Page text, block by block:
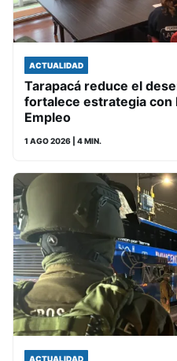
ACTUALIDAD
Tarapacá reduce el
fortalece estrategia con
Empleo
1 AGO 2026 | 4 MIN.
ACTUALIDAD